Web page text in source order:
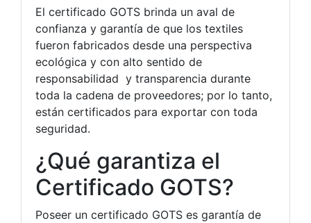
El certificado GOTS brinda un aval de
confianza y garantía de que los textiles
fueron fabricados desde una perspectiva
ecológica y con alto sentido de
responsabilidad y transparencia durante
toda la cadena de proveedores; por lo tanto,
están certificados para exportar con toda
seguridad.
¿Qué garantiza el
Certificado GOTS?
Poseer un certificado GOTS es garantía de